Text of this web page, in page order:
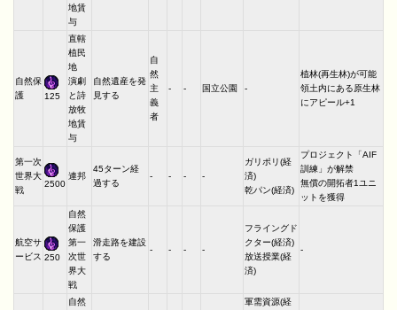
地賃
与
自然保
護
125
直轄
植民
地
演劇
と詩
放牧
地賃
与
自然遺産を発
見する
自
然
主
義
者
- - 国立公園 -
植林(再生林)が可能
領土内にある原生林
にアピール+1
第一次
世界大
戦
2500
連邦
45ターン経
過する
- - - -
ガリポリ(経
済)
乾パン(経済)
プロジェクト「AIF
訓練」が解禁
無償の開拓者1ユニ
ットを獲得
航空サ
ービス 250
自然
保護
第一
次世
界大
戦
滑走路を建設
する
- - - -
フライングド
クター(経済)
放送授業(経
済)
-
自然
軍需資源(経